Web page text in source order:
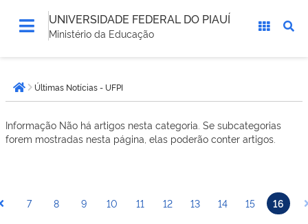
UNIVERSIDADE FEDERAL DO PIAUÍ
Ministério da Educação
está
aqui:Página inicial
Últimas Notícias - UFPI
Informação Não há artigos nesta categoria. Se subcategorias
forem mostradas nesta página, elas poderão conter artigos.
7 8 9 10 11 12 13 14 15 16